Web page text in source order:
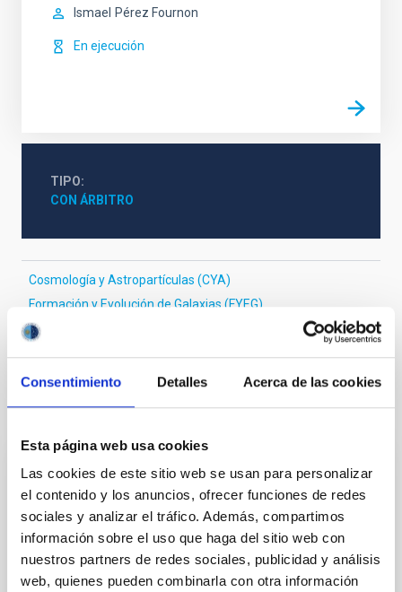
Consentimiento Detalles Acerca de las cookies
Esta página web usa cookies
Las cookies de este sitio web se usan para personalizar
el contenido y los anuncios, ofrecer funciones de redes
sociales y analizar el tráfico. Además, compartimos
información sobre el uso que haga del sitio web con
nuestros partners de redes sociales, publicidad y análisis
web, quienes pueden combinarla con otra información
Ismael Pérez Fournon
En ejecución
TIPO
CON ÁRBITRO
Cosmología y Astropartículas (CYA)
Formación y Evolución de Galaxias (FYEG)
Técnicas
Te puede interesar
CON ÁRBITRO
Magnetic Field Alignment with Dense
Cores in the Transition between Cloud and
Core Scales
In a magnetically dominated model of star formation,